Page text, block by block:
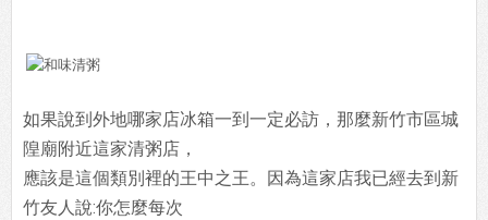
如果說到外地哪家店冰箱一到一定必訪，那麼新竹市區城
隍廟附近這家清粥店，
應該是這個類別裡的王中之王。因為這家店我已經去到新
竹友人說:你怎麼每次